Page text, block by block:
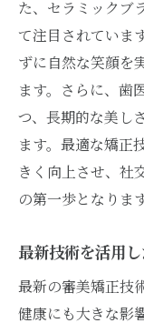
た、セラミックブ
て注目されていま
ずに自然な笑顔を
ます。さらに、歯
つ、長期的な美し
ます。最適な矯正
きく向上させ、社
の第一歩となります
最新技術を活用
最新の審美矯正技
健康にも大きな影